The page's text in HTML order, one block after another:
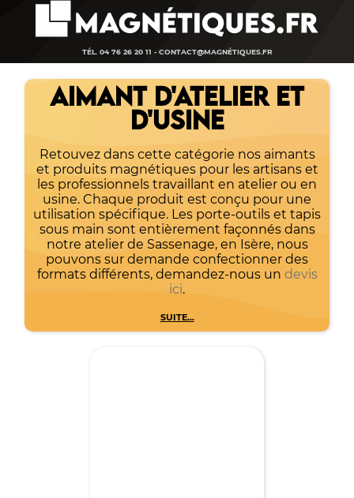
TÉL. 04 76 26 20 11 - CONTACT@MAGNÉTIQUES.FR
AIMANT D'ATELIER ET
D'USINE
Retouvez dans cette catégorie nos aimants
et produits magnétiques pour les artisans et
les professionnels travaillant en atelier ou en
usine. Chaque produit est conçu pour une
utilisation spécifique. Les porte-outils et tapis
sous main sont entièrement façonnés dans
notre atelier de Sassenage, en Isère, nous
pouvons sur demande confectionner des
formats différents, demandez-nous un devis
ici.
SUITE...